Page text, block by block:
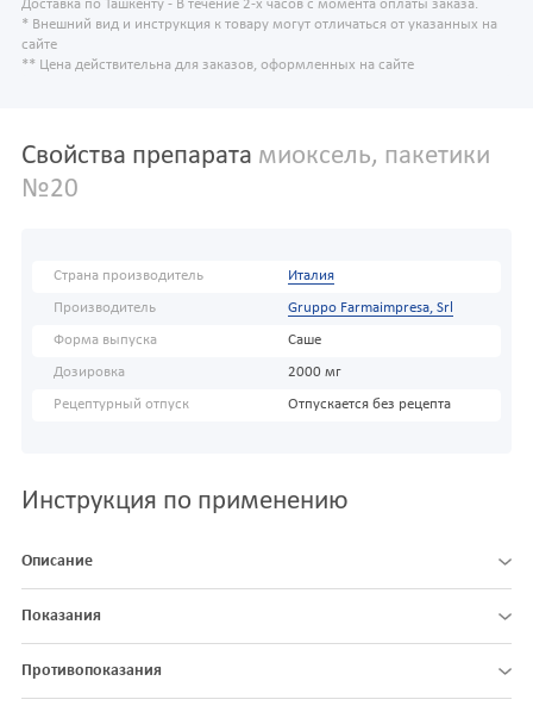
Доставка по Ташкенту - В течение 2-х часов с момента оплаты заказа.
* Внешний вид и инструкция к товару могут отличаться от указанных на
сайте
** Цена действительна для заказов, оформленных на сайте
Свойства препарата миоксель, пакетики
№20
Страна производитель Италия
Производитель Gruppo Farmaimpresa, Srl
Форма выпуска Саше
Дозировка 2000 мг
Рецептурный отпуск Отпускается без рецепта
Инструкция по применению
Описание
Показания
Противопоказания